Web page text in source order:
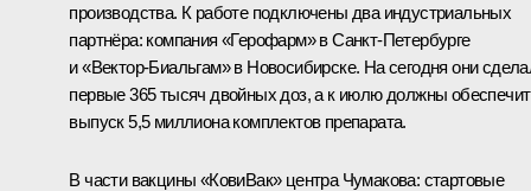
производства. К работе подключены два индустриальных
партнёра: компания «Герофарм» в Санкт-Петербурге
и «Вектор-Биальгам» в Новосибирске. На сегодня они
первые 365 тысяч двойных доз, а к июлю должны
выпуск 5,5 миллиона комплектов препарата.
В части вакцины «КовиВак» центра Чумакова: стартовые